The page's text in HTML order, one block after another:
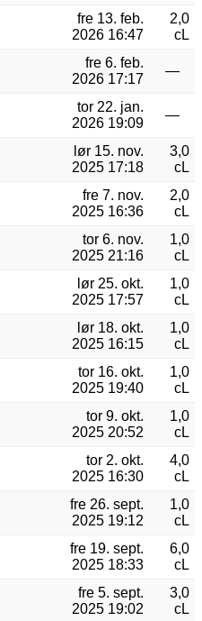
fre 13. feb.
2026 16:47
2,0
cL
fre 6. feb.
2026 17:17
—
tor 22. jan.
2026 19:09
—
lør 15. nov.
2025 17:18
3,0
cL
fre 7. nov.
2025 16:36
2,0
cL
tor 6. nov.
2025 21:16
1,0
cL
lør 25. okt.
2025 17:57
1,0
cL
lør 18. okt.
2025 16:15
1,0
cL
tor 16. okt.
2025 19:40
1,0
cL
tor 9. okt.
2025 20:52
1,0
cL
tor 2. okt.
2025 16:30
4,0
cL
fre 26. sept.
2025 19:12
1,0
cL
fre 19. sept.
2025 18:33
6,0
cL
fre 5. sept.
2025 19:02
3,0
cL